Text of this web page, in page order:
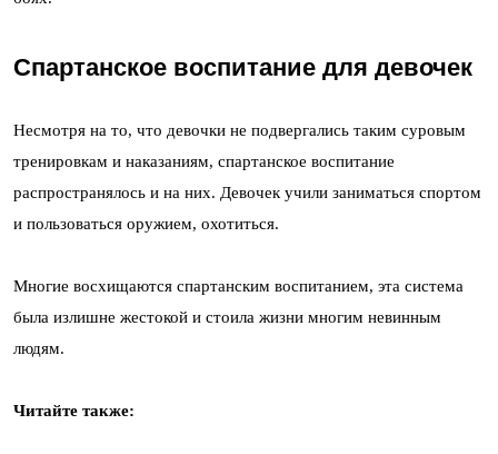
Спартанское воспитание для девочек
Несмотря на то, что девочки не подвергались таким суровым
тренировкам и наказаниям, спартанское воспитание
распространялось и на них. Девочек учили заниматься спортом
и пользоваться оружием, охотиться.
Многие восхищаются спартанским воспитанием, эта система
была излишне жестокой и стоила жизни многим невинным
людям.
Читайте также: